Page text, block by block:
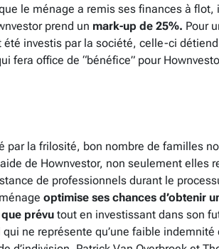
le ménage a remis ses finances à flot,
prend un mark-up de 25%. Pour
investis par la société, celle-ci
fera office de “bénéfice” pour
par la frilosité, bon nombre de familles
de Hownvestor, non seulement elles
de professionnels durant le
optimise ses chances d’obtenir
prévu tout en investissant dans son
ne représente qu’une faible indemnité